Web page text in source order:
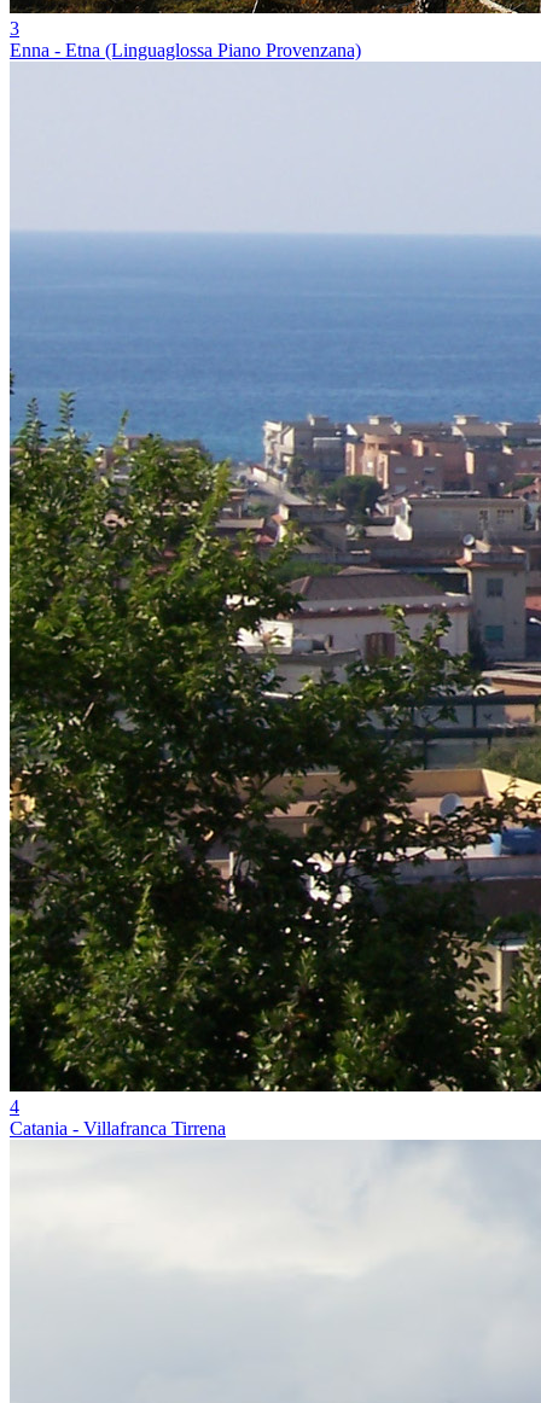
3
Enna - Etna (Linguaglossa Piano Provenzana)
4
Catania - Villafranca Tirrena